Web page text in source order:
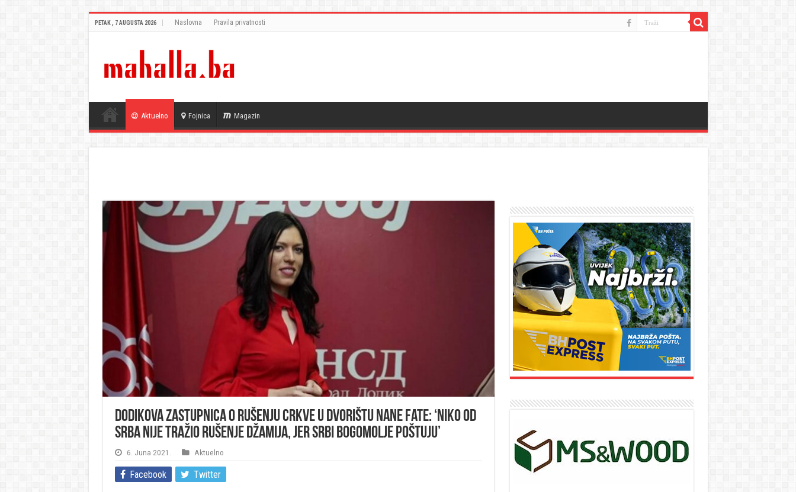
PETAK , 7 AUGUSTA 2026 Naslovna Pravila privatnosti
Aktuelno Fojnica Magazin
Dodikova zastupnica o rušenju crkve u dvorištu nane Fate: ‘Niko od
Srba nije tražio rušenje džamija, jer Srbi bogomolje poštuju’
6. Juna 2021. Aktuelno
Facebook Twitter